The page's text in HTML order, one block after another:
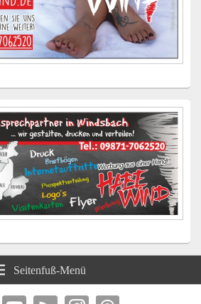
Seitenfuß-Menü